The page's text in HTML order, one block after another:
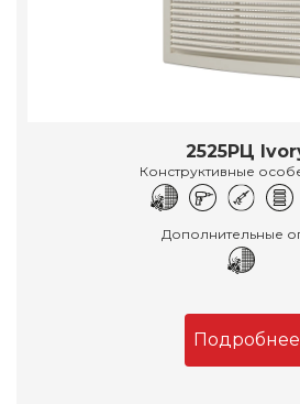
2525РЦ
Конструктивные
Дополнительные
Подробнее